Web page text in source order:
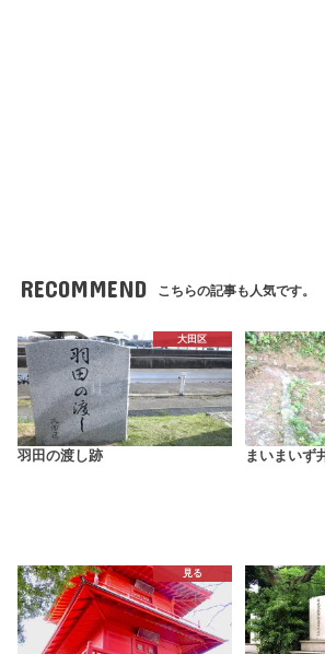
RECOMMEND こちらの記事も人気です。
大田区
羽田の渡し跡 まいまいず
見る